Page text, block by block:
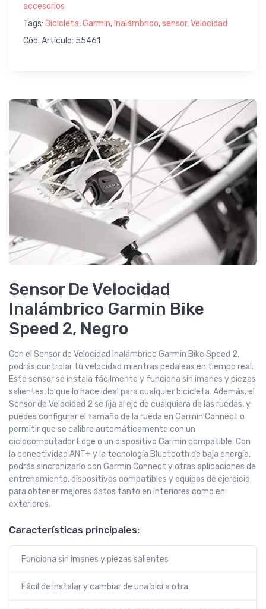
accesorios
Tags: Bicicleta,Garmin, Inalámbrico,sensor,Velocidad
Cód. Artículo: 55461
Sensor De Velocidad
Inalámbrico Garmin Bike
Speed 2, Negro
Con el Sensor de Velocidad Inalámbrico Garmin Bike Speed 2,
podrás controlar tu velocidad mientras pedaleas en tiempo real.
Este sensor se instala fácilmente y funciona sin imanes y piezas
salientes, lo que lo hace ideal para cualquier bicicleta. Además, el
Sensor de Velocidad 2 se fija al eje de cualquiera de las ruedas, y
puedes configurar el tamaño de la rueda en Garmin Connect o
permitir que se calibre automáticamente con un
ciclocomputador Edge o un dispositivo Garmin compatible. Con
la conectividad ANT+ y la tecnología Bluetooth de baja energía,
podrás sincronizarlo con Garmin Connect y otras aplicaciones de
entrenamiento, dispositivos compatibles y equipos de ejercicio
para obtener mejores datos tanto en interiores como en
exteriores.
Características principales:
Funciona sin imanes y piezas salientes
Fácil de instalar y cambiar de una bici a otra